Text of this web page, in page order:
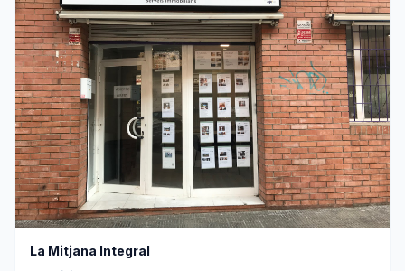
La Mitjana Integral